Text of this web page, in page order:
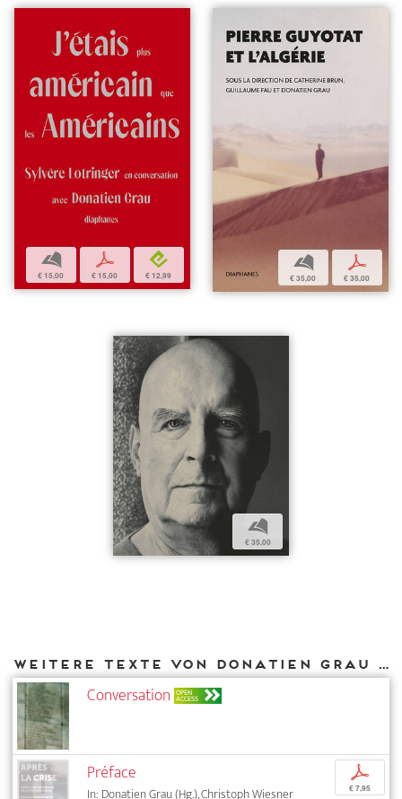
b
€ 15,00
p
€ 15,00
e
€ 12,99
b
€ 35,00
p
€ 35,00
b
€ 35,00
Weitere Texte von Donatien Grau bei DIAPHANES
Conversation OPEN
ACCESS
Préface
In: Donatien Grau (Hg.), Christoph Wiesner
p
€ 7,95